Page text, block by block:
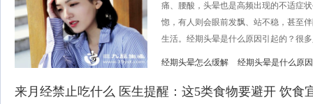
痛、腰酸，头晕也是高频出现的不适症
惚，有人则会眼前发飘、站不稳，甚至
生活。经期头晕是什么原因引起的？很
经期头晕怎么缓解 经期头晕是什么原
来月经禁止吃什么 医生提醒：这5类食物要避开 饮食